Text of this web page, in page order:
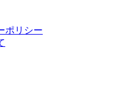
ポリシー